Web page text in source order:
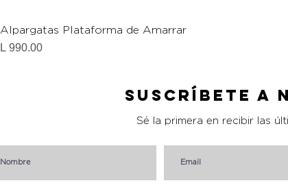
Alpargatas Plataforma de Amarrar
Precio
L 990.00
Suscríbete a
Sé la primera en recibir las